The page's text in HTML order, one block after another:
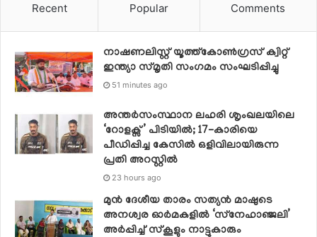
Recent Popular Comments
നാഷണലിസ്റ്റ് യൂത്ത്കോൺഗ്രസ് ക്വിറ്റ്
ഇന്ത്യാ സ്‌മൃതി സംഗമം സംഘടിപ്പിച്ചു
51 minutes ago
അന്തർസംസ്ഥാന ലഹരി ശൃംഖലയിലെ
‘റോളക്സ്’ പിടിയിൽ; 17-കാരിയെ
പീഡിപ്പിച്ച കേസിൽ ഒളിവിലായിരുന്ന
പ്രതി അറസ്റ്റിൽ
23 hours ago
മുൻ ദേശീയ താരം സത്യൻ മാഷുടെ
അനശ്വര ഓർമകളിൽ ‘സ്‌നേഹാഞ്ജലി’
അർപ്പിച്ച് സ്കൂളും നാട്ടുകാരും